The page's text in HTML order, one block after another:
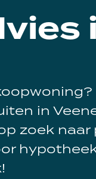
in
zoek